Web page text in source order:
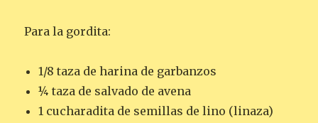
Para la gordita:
1/8 taza de harina de garbanzos
¼ taza de salvado de avena
1 cucharadita de semillas de lino (linaza)